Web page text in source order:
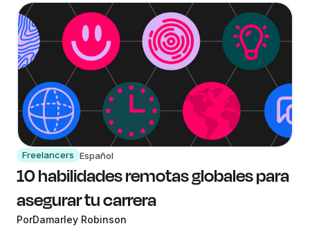
Freelancers Español
10 habilidades remotas globales para
asegurar tu carrera
PorDamarley Robinson